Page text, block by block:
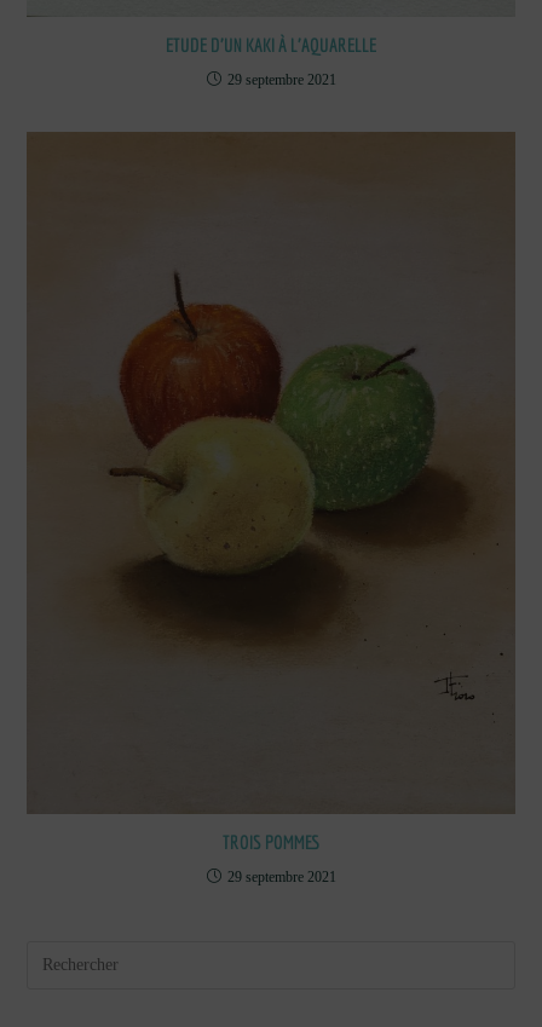
ETUDE D’UN KAKI À L’AQUARELLE
29 septembre 2021
TROIS POMMES
29 septembre 2021